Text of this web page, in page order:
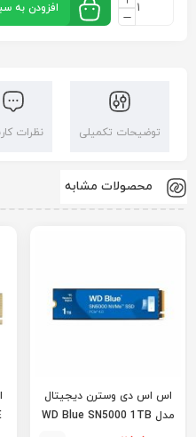
افزودن به
توضیحات تکمیلی نظرات
محصولات مشابه
اس اس دی وسترن دیجیتال
مدل WD Blue SN5000 1TB